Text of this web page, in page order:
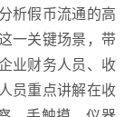
析假币流通的高
一关键场景，带
业财务人员、收
员重点讲解在收